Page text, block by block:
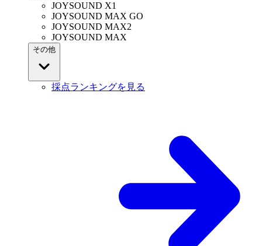
JOYSOUND X1
JOYSOUND MAX GO
JOYSOUND MAX2
JOYSOUND MAX
その他
採点ランキングを見る